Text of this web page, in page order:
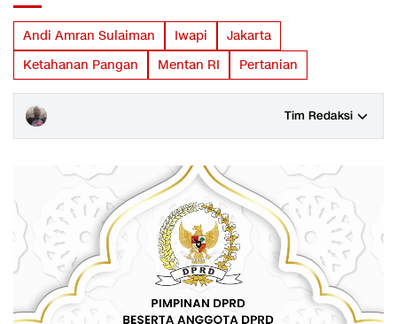
Andi Amran Sulaiman Iwapi
Jakarta
Ketahanan Pangan
Mentan RI Pertanian
Tim Redaksi